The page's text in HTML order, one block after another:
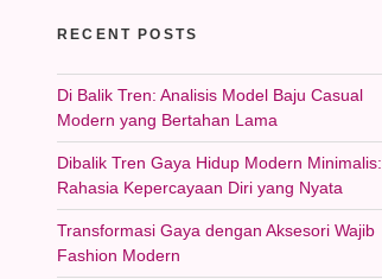
RECENT POSTS
Di Balik Tren: Analisis Model Baju Casual
Modern yang Bertahan Lama
Dibalik Tren Gaya Hidup Modern Minimalis:
Rahasia Kepercayaan Diri yang Nyata
Transformasi Gaya dengan Aksesori Wajib
Fashion Modern